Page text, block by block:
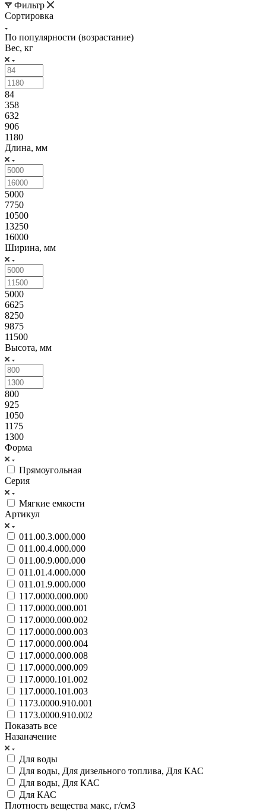
Фильтр
Сортировка
По популярности (возрастание)
Вес, кг
84
358
632
906
1180
Длина, мм
5000
7750
10500
13250
16000
Ширина, мм
5000
6625
8250
9875
11500
Высота, мм
800
925
1050
1175
1300
Форма
Прямоугольная
Серия
Мягкие емкости
Артикул
011.00.3.000.000
011.00.4.000.000
011.00.9.000.000
011.01.4.000.000
011.01.9.000.000
117.0000.000.000
117.0000.000.001
117.0000.000.002
117.0000.000.003
117.0000.000.004
117.0000.000.008
117.0000.000.009
117.0000.101.002
117.0000.101.003
1173.0000.910.001
1173.0000.910.002
Показать все
Назаначение
Для воды
Для воды, Для дизельного топлива, Для КАС
Для воды, Для КАС
Для КАС
Плотность вещества макс, г/см3